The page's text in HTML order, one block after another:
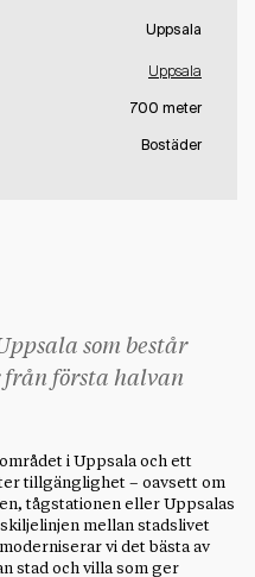
Uppsala
Uppsala
700 meter
Bostäder
som består
första halvan
i Uppsala och ett
tillgänglighet – oavsett om
tågstationen eller Uppsalas
mellan stadslivet
vi det bästa av
stad och villa som ger